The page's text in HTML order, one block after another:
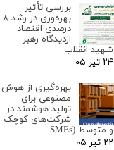
بررسی تأثیر
بهره‌وری در رشد ۸
درصدی اقتصاد
ازدیدگاه رهبر
شهید انقلاب
۲۴ تیر ۰۵
بهره‌گیری از هوش
مصنوعی برای
تولید هوشمند در
شرکت‌های کوچک
و متوسط (SMEs
۲۲ تیر ۰۵